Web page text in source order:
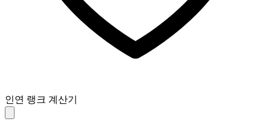
인연 랭크 계산기